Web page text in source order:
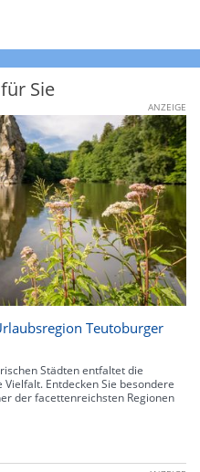
Sie
ANZEIGE
Teutoburger
Städten entfaltet die
Entdecken Sie besondere
der facettenreichsten Regionen